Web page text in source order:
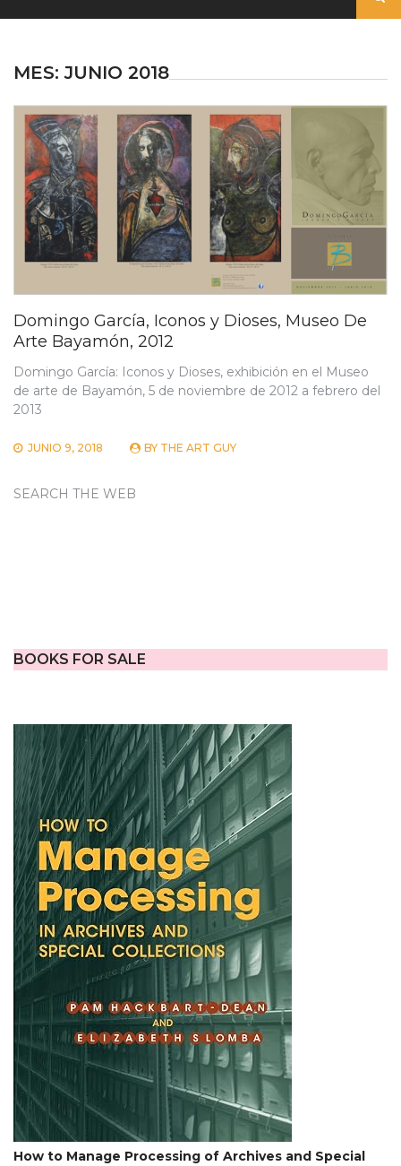
MES:JUNIO 2018
Domingo García, Iconos y Dioses, Museo De
Arte Bayamón, 2012
Domingo García: Iconos y Dioses, exhibición en el Museo
de arte de Bayamón, 5 de noviembre de 2012 a febrero del
2013
JUNIO 9, 2018 BY THE ART GUY
SEARCH THE WEB
BOOKS FOR SALE
How to Manage Processing of Archives and Special